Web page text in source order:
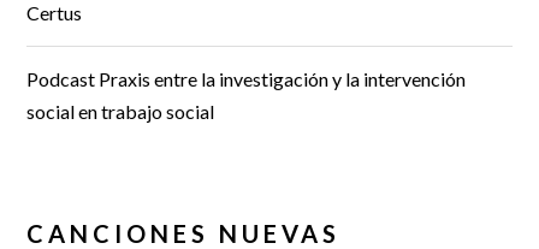
Certus
Podcast Praxis entre la investigación y la intervención
social en trabajo social
CANCIONES NUEVAS